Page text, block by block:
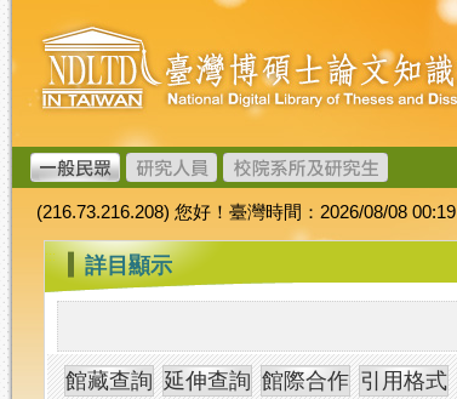
跳
到
主
要
內
容
臺
灣
博
碩
士
論
文
加
值
系
統
(216.73.216.208) 您好！臺灣時間：2026/08/08 00:19
::: 詳目顯示